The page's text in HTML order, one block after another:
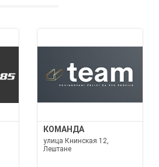
КОМАНДА
улица Книнская 12,
Лештане